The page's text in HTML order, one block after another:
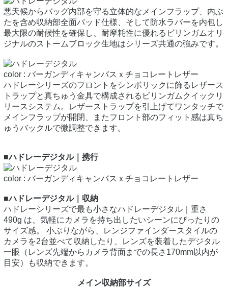
悪天候からバッグ内部を守る立体的なメインフラップ、内ぶ
たを含め収納部全面パッド仕様、そして防水ラバーを内包し
最大限の耐候性を確保し、耐摩耗性に優れるビリンガムオリ
ジナルのストームブロック生地はシリーズ共通の強みです。
color : バーガンディキャンバスｘチョコレートレザー
ハドレーシリーズのフロントをシンボリックに飾るレザース
トラップと真ちゅう金具で構成されるビリンガムクイックリ
リースシステム。レザーストラップを引上げてワンタッチで
メインフラップが開閉、またフロント部のフィット感は真ち
ゅうバックルで微調整できます。
■ハドレーデジタル｜携行
color : バーガンディキャンバスｘチョコレートレザー
■ハドレーデジタル｜収納
ハドレーシリーズで最も小さなハドレーデジタル｜重さ
490g は、気軽にカメラを持ち出したいシーンにぴったりの
サイズ感。 小ぶりながら、レンジファインダースタイルの
カメラを2台並べて収納したり、レンズを装着したデジタル
一眼（レンズ先端からカメラ背面までの長さ170mm以内が
目安）も収納できます。
メイン収納部サイズ